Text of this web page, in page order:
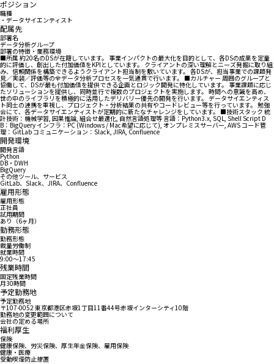
ポジション
職種
・データサイエンティスト
配属先
部署名
データ分析グループ
部署の特徴・業務環境
■所属 約20名のDSが在籍しています。 事業インパクトの最大化を目的として、各DSの成果を定量
的に評価し、創出した付加価値をKPIとしています。 クライアントの深い理解とニーズ発掘に取り組
み、信頼関係を構築できるようクライアント担当制を敷いています。 各DSが、担当事業での課題発
見／実装／評価等の全データ分析プロセスを一気通貫で行います。 ■カルチャー 周囲のグループと
協働して、DSが最も付加価値を提供できる企画とロジック開発に特化しています。 事業課題に応じ
たソリューションを提供し、同時並行で複数のプロジェクトを実施します。 時間への意識を高め、
世の中のライブラリを積極的に活用したデリバリー優先の開発を行います。 データサイエンティス
ト同士の連携を重視し、プロジェクト・分析結果の共有やコードレビュー等を行っています。 勉強
会にて、各データサイエンティストが定期的に新たなチャレンジをしています。 ■技術スタック 統
計技術：機械学習, 因果推論, 組合せ最適化, 自然言語処理等 言語：Python3.x, SQL, Shell Script D
B：BigQuery インフラ：PC (Windows / Mac希望に応じて), オンプレミスサーバー, AWS コード管
理：GitLab コミュニケーション：Slack, JIRA, Confluence
開発環境
開発言語
Python
DB・DWH
BigQuery
その他ツール、サービス
GitLab、Slack、JIRA、Confluence
雇用形態
雇用形態
正社員
試用期間
あり（6ヶ月）
勤務形態
勤務形態
裁量労働制
就業時間
9:00〜17:45
残業時間
固定残業時間
月30時間
予定勤務地
予定勤務地
〒107-0052 東京都港区赤坂1丁目11番44号赤坂インターシティ10階
勤務地の変更範囲について
会社の定める場所
福利厚生
保険
健康保険、労災保険、厚生年金保険、雇用保険
健康・医療
受動喫煙防止措置